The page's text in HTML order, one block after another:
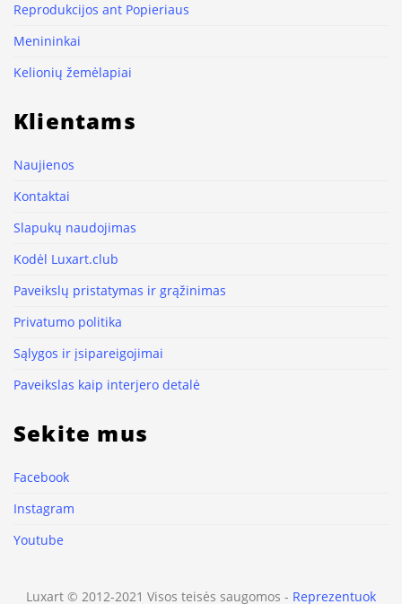
Reprodukcijos ant Popieriaus
Menininkai
Kelionių žemėlapiai
Klientams
Naujienos
Kontaktai
Slapukų naudojimas
Kodėl Luxart.club
Paveikslų pristatymas ir grąžinimas
Privatumo politika
Sąlygos ir įsipareigojimai
Paveikslas kaip interjero detalė
Sekite mus
Facebook
Instagram
Youtube
Luxart © 2012-2021 Visos teisės saugomos - Reprezentuok